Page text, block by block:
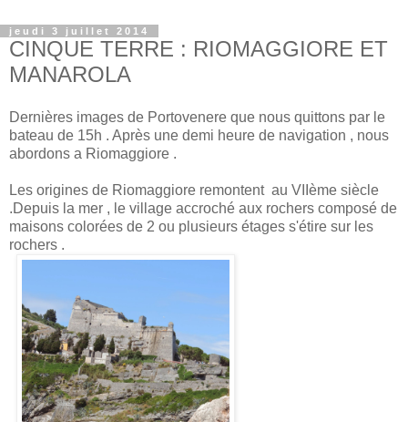
jeudi 3 juillet 2014
CINQUE TERRE : RIOMAGGIORE ET
MANAROLA
Dernières images de Portovenere que nous quittons par le
bateau de 15h . Après une demi heure de navigation , nous
abordons a Riomaggiore .
Les origines de Riomaggiore remontent au VIIème siècle
.Depuis la mer , le village accroché aux rochers composé de
maisons colorées de 2 ou plusieurs étages s'étire sur les
rochers .